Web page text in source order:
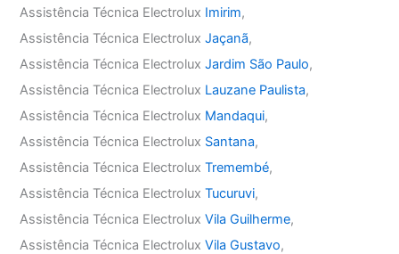
Assistência Técnica Electrolux Imirim,
Assistência Técnica ElectroluxJaçanã,
Assistência Técnica ElectroluxJardim São Paulo,
Assistência Técnica Electrolux Lauzane Paulista,
Assistência Técnica Electrolux Mandaqui,
Assistência Técnica Electrolux Santana,
Assistência Técnica ElectroluxTremembé,
Assistência Técnica ElectroluxTucuruvi,
Assistência Técnica ElectroluxVila Guilherme,
Assistência Técnica ElectroluxVila Gustavo,